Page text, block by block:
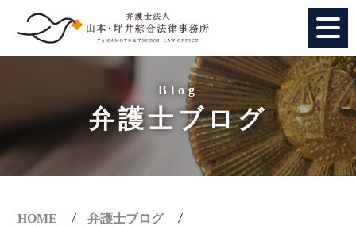
個人のお客様
法人のお客様
Blog
弁護士ブログ
HOME
弁護士ブログ